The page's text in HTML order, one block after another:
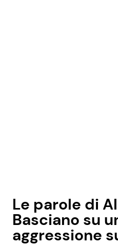
Le parole di
Basciano su
aggressione